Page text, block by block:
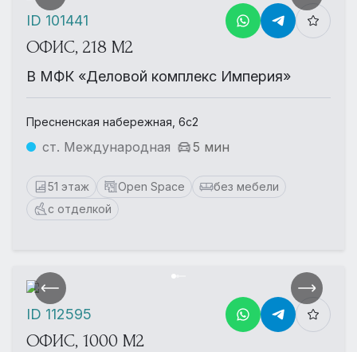
ОФИС, 218 М2
В МФК «Деловой комплекс Империя»
Пресненская набережная, 6с2
ст. Международная 5 мин
51 этаж Open Space
без мебели
с отделкой
ID 101441
ОФИС, 1000 М2
ID 112595